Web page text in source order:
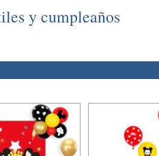
y cumpleaños